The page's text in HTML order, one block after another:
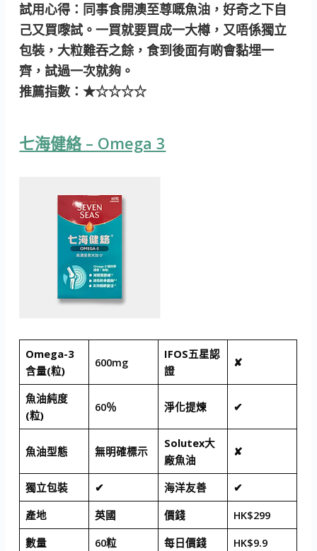
試用心得：同事食開澳至尊嘅魚油，好奇之下自
己又買嚟試。一買就要買成一大樽，又唔係獨立
包裝，大粒難吞之餘，食到後面有啲會黏埋一
齊，試過一次就夠。
推薦指數：★☆☆☆☆
七海健絡 – Omega 3
Omega-3
含量(粒)
600mg
IFOS五星認
證
✘
魚油純度
(粒)
60％ 淨化提煉 ✔
魚油型態 無明確標示
Solutex大
廠魚油
✘
獨立包裝 ✔ 海洋友善
✔
產地
英國 價錢
HK$299
數量
60粒 每日價錢
HK$9.9